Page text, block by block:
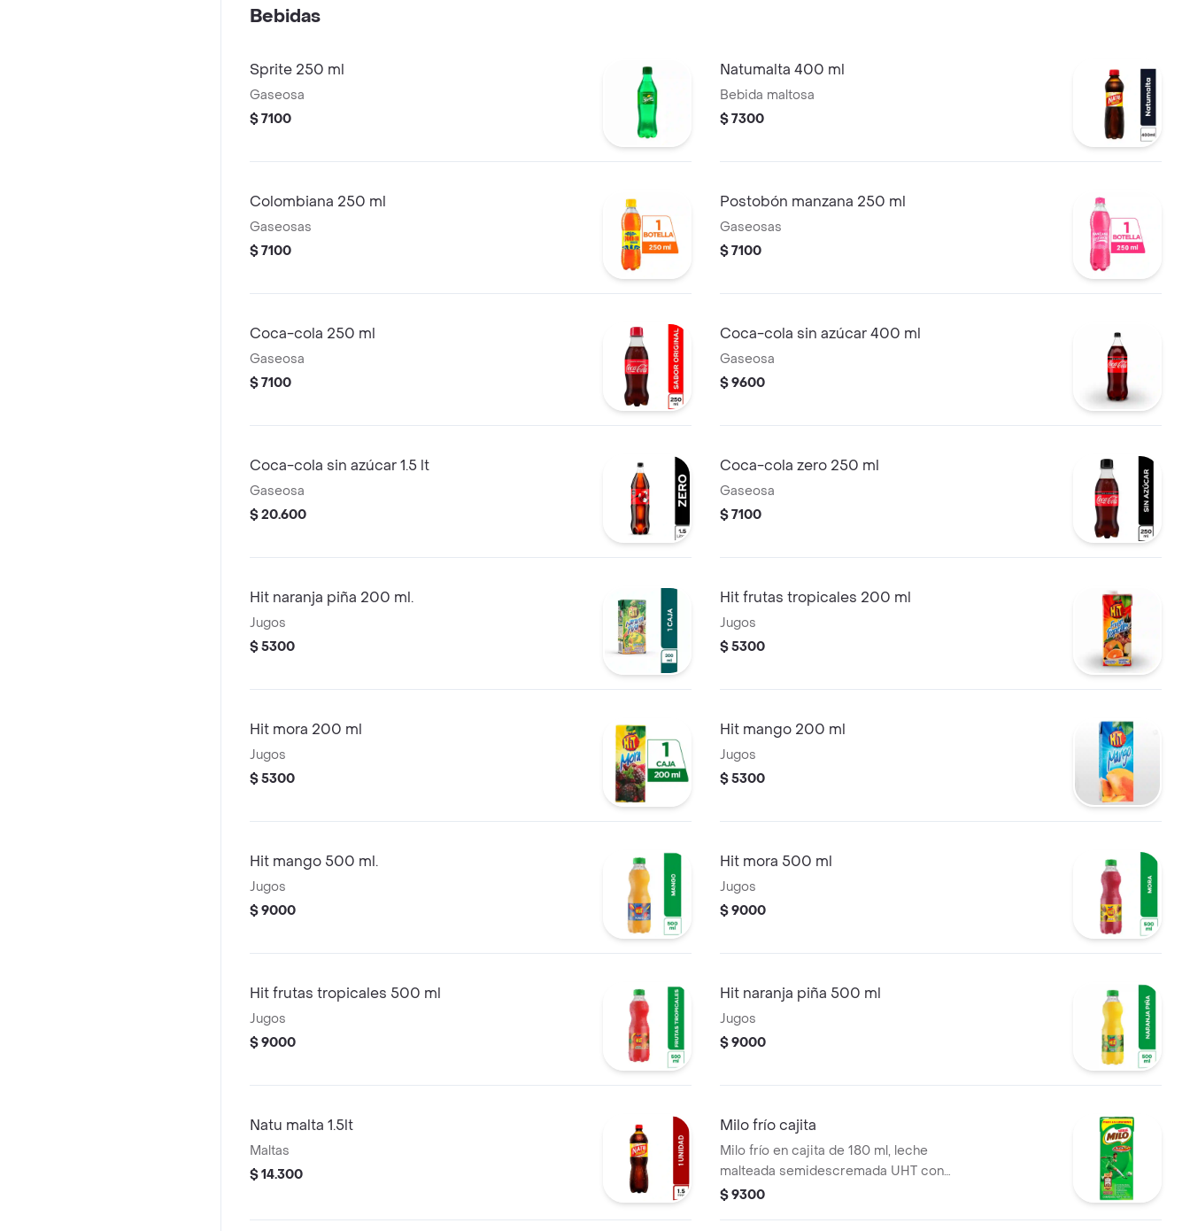
Bebidas
Sprite 250 ml
Gaseosa
$ 7100
Natumalta 400 ml
Bebida maltosa
$ 7300
Colombiana 250 ml
Gaseosas
$ 7100
Postobón manzana 250 ml
Gaseosas
$ 7100
Coca-cola 250 ml
Gaseosa
$ 7100
Coca-cola sin azúcar 400 ml
Gaseosa
$ 9600
Coca-cola sin azúcar 1.5 lt
Gaseosa
$ 20.600
Coca-cola zero 250 ml
Gaseosa
$ 7100
Hit naranja piña 200 ml.
Jugos
$ 5300
Hit frutas tropicales 200 ml
Jugos
$ 5300
Hit mora 200 ml
Jugos
$ 5300
Hit mango 200 ml
Jugos
$ 5300
Hit mango 500 ml.
Jugos
$ 9000
Hit mora 500 ml
Jugos
$ 9000
Hit frutas tropicales 500 ml
Jugos
$ 9000
Hit naranja piña 500 ml
Jugos
$ 9000
Natu malta 1.5lt
Maltas
$ 14.300
Milo frío cajita
Milo frío en cajita de 180 ml, leche
malteada semidescremada UHT con
cocoa.
$ 9300